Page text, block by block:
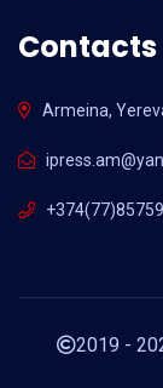
Contacts
Armeina,
2019 -